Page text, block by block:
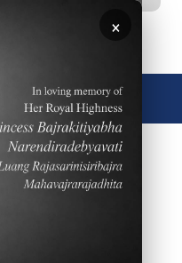
Our graduating class
on their way to
×